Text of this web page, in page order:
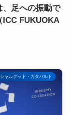
、足への振動で
ICC FUKUOKA
ャルグッド・カタパルト